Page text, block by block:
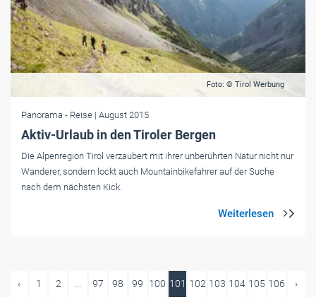
Foto: © Tirol Werbung
Panorama - Reise | August 2015
Aktiv-Urlaub in den Tiroler Bergen
Die Alpenregion Tirol verzaubert mit ihrer unberührten Natur nicht nur
Wanderer, sondern lockt auch Mountainbikefahrer auf der Suche
nach dem nächsten Kick.
‹ 1 2 ... 97 98 99 100 101 102 103 104 105 106 ›